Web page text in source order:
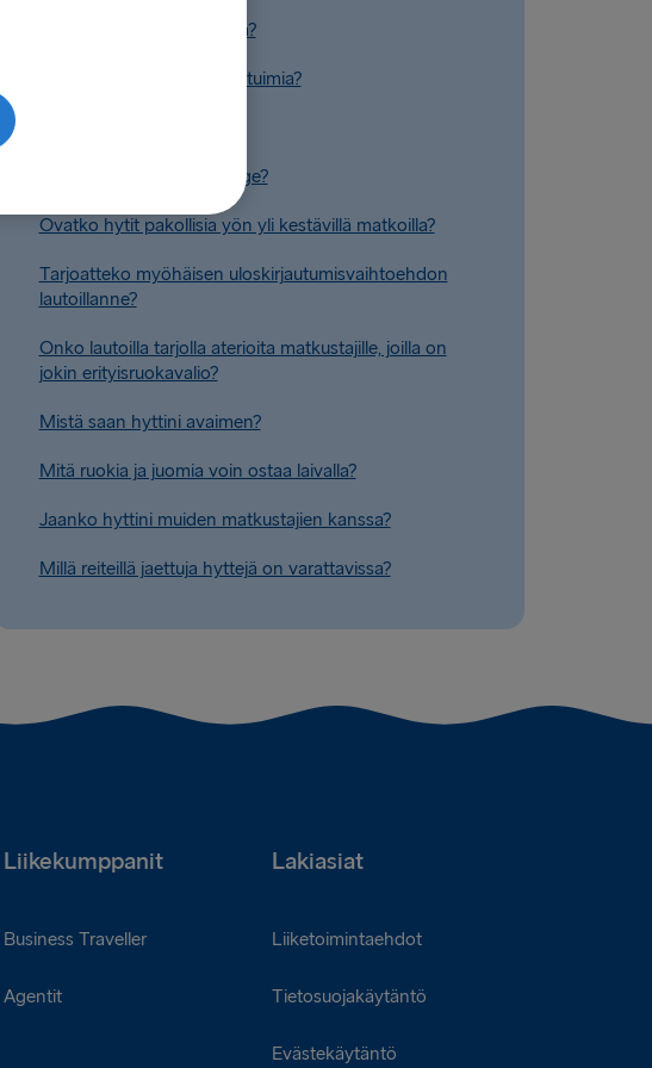
Onko lautoilla kokoustiloja?
Onko lautoilla kallistuvia istuimia?
Mikä on Stena Plus Lounge?
Ovatko hytit pakollisia yön yli kestävillä matkoilla?
Tarjoatteko myöhäisen uloskirjautumisvaihtoehdon
lautoillanne?
Onko lautoilla tarjolla aterioita matkustajille, joilla on
jokin erityisruokavalio?
Mistä saan hyttini avaimen?
Mitä ruokia ja juomia voin ostaa laivalla?
Jaanko hyttini muiden matkustajien kanssa?
Millä reiteillä jaettuja hyttejä on varattavissa?
Liikekumppanit Lakiasiat
Business Traveller
Agentit
Liiketoimintaehdot
Tietosuojakäytäntö
Evästekäytäntö